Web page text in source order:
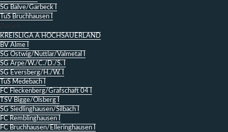
SG Balve/Garbeck I
TuS Bruchhausen I
Zurück
KREISLIGA A HOCHSAUERLAND
BV Alme I
SG Ostwig/Nuttlar/Valmetal I
SG Arpe/W./C./D./S. I
SG Eversberg/H./W. I
TuS Medebach I
FC Fleckenberg/Grafschaft 04 I
TSV Bigge/Olsberg I
SG Siedlinghausen/Silbach I
FC Remblinghausen I
FC Bruchhausen/Elleringhausen I